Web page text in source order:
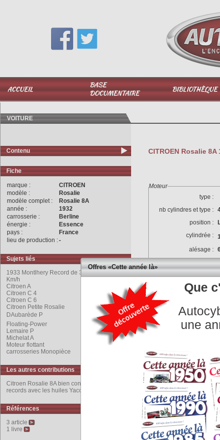
ACCUEIL
BASE
DOCUMENTAIRE
BIBLIOTHÈQUE
06 51 040 025
VOITURE
Contenu
Fiche
marque :
CITROEN
modèle :
Rosalie
modèle complet :
Rosalie 8A
année :
1932
carrosserie :
Berline
énergie :
Essence
pays :
France
lieu de production :-
Sujets liés
1933 Montlhery Record de 300 000 Km à 93
Km/h
Citroen A
Citroen C 4
Citroen C 6
Citroen Petite Rosalie
DAubarède P
Floating-Power
Lemaire P
Michelat A
Moteur flottant
carrosseries Monopièce
Les autres contributions
Citroen Rosalie 8A bien connue pour ses
records avec les huiles Yacco.
Références
3 article
1 livre
CITROEN Rosalie
Moteur
type :
nb cylindres et type :
position :
cylindrée :
alésage :
rapport volumétrique :
puissance max :
couple max :
puissance fiscale :
culasse :
vilbrequin :
allumage :
refroidissement :
graissage :
équipement électrique :
Transmission
type d'embrayage :
boite de vitesses :
Offres «Cette année là»
Que
une